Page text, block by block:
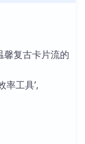
馨复古卡片流的
率工具’,